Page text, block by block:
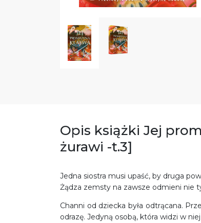
Opis książki Jej
żurawi -t.3]
Jedna siostra musi upaść, by druga
Żądza zemsty na zawsze odmieni nie
Channi od dziecka była odtrącana.
odrazę. Jedyną osobą, która widzi w